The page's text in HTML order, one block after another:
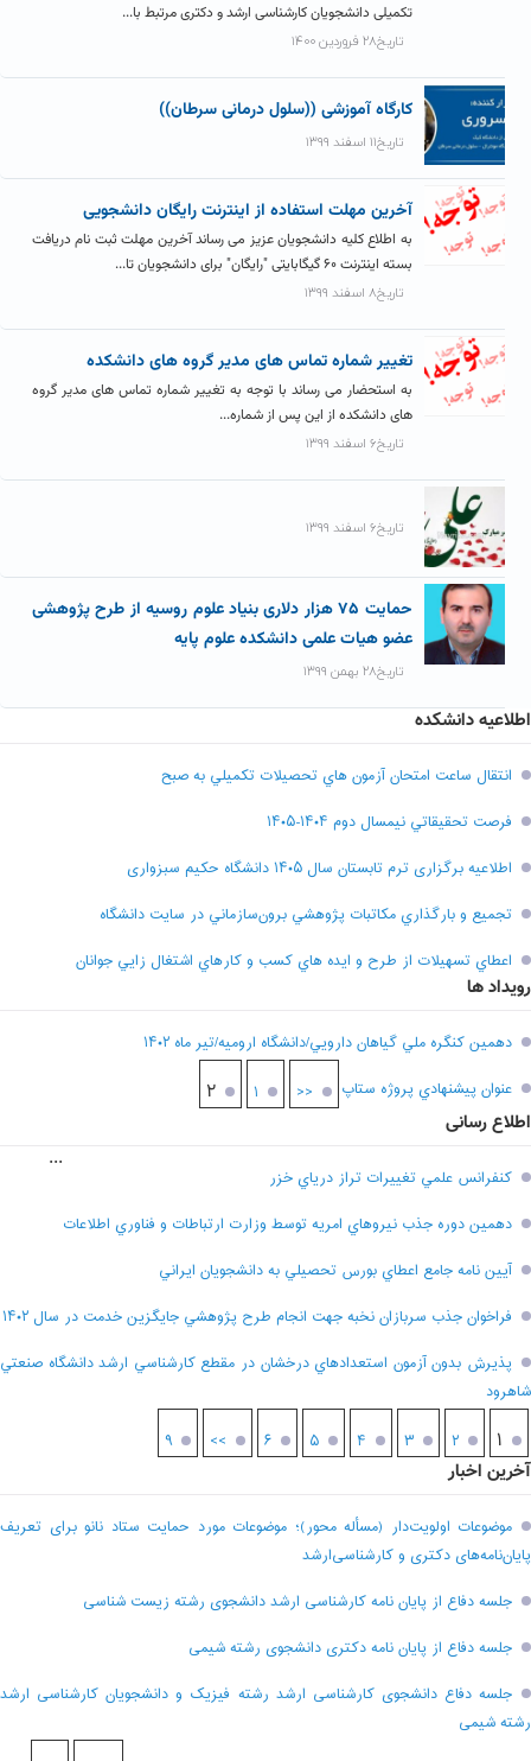
تکمیلی دانشجویان کارشناسی ارشد و دکتری مرتبط با...
تاریخ۲۸ فروردین ۱۴۰۰
کارگاه آموزشی ((سلول درمانی سرطان))
تاریخ۱۱ اسفند ۱۳۹۹
آخرین مهلت استفاده از اینترنت رایگان دانشجویی
به اطلاع کلیه دانشجویان عزیز می رساند آخرین مهلت ثبت نام دریافت
بسته اینترنت ۶۰ گیگابایتی "رایگان" برای دانشجویان تا...
تاریخ۸ اسفند ۱۳۹۹
تغییر شماره تماس های مدیر گروه های دانشکده
به استحضار می رساند با توجه به تغییر شماره تماس های مدیر گروه
های دانشکده از این پس از شماره...
تاریخ۶ اسفند ۱۳۹۹
تاریخ۶ اسفند ۱۳۹۹
حمایت ۷۵ هزار دلاری بنیاد علوم روسیه از طرح پژوهشی
عضو هیات علمی دانشکده علوم پایه
تاریخ۲۸ بهمن ۱۳۹۹
اطلاعیه دانشکده
انتقال ساعت امتحان آزمون هاي تحصيلات تکميلي به صبح
فرصت تحقيقاتي نیمسال دوم ۱۴۰۴-۱۴۰۵
اطلاعیه برگزاری ترم تابستان سال ۱۴۰۵ دانشگاه حکیم سبزواری
تجميع و بارگذاري مکاتبات پژوهشي برون‌سازماني در سايت دانشگاه
اعطاي تسهيلات از طرح و ايده هاي کسب و کارهاي اشتغال زايي جوانان
رویداد ها
دهمين کنگره ملي گياهان دارويي/دانشگاه اروميه/تير ماه ۱۴۰۲
عنوان پيشنهادي پروژه ستاپ
<< ۱ ۲
اطلاع رسانی
کنفرانس علمي تغييرات تراز درياي خزر
دهمين دوره جذب نيروهاي امريه توسط وزارت ارتباطات و فناوري اطلاعات
آيين نامه جامع اعطاي بورس تحصيلي به دانشجويان ايراني
فراخوان جذب سربازان نخبه جهت انجام طرح پژوهشي جايگزين خدمت در سال ۱۴۰۲
پذيرش بدون آزمون استعدادهاي درخشان در مقطع کارشناسي ارشد دانشگاه صنعتي
شاهرود
۱ ۲ ۳ ۴ ۵ ۶
...
۹ >>
آخرین اخبار
موضوعات اولویت‌دار (مسأله محور)؛ موضوعات مورد حمایت ستاد نانو برای تعریف
پایان‌نامه‌های دکتری و کارشناسی‌ارشد
جلسه دفاع از پایان نامه کارشناسی ارشد دانشجوی رشته زیست شناسی
جلسه دفاع از پایان نامه دکتری دانشجوی رشته شیمی
جلسه دفاع دانشجوی کارشناسی ارشد رشته فیزیک و دانشجویان کارشناسی ارشد
رشته شیمی